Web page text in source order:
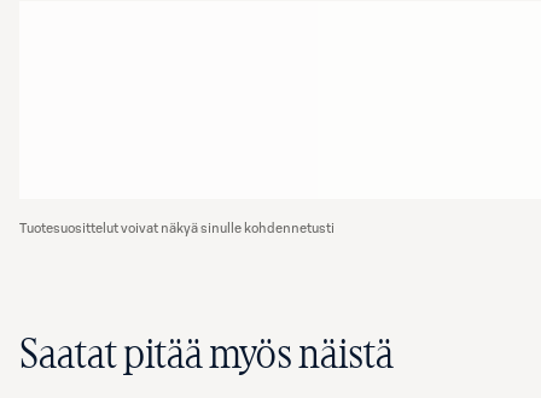
Tuotesuosittelut voivat näkyä sinulle kohdennetusti
Saatat pitää myös näistä